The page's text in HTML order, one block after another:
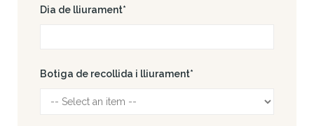
Dia de lliurament*
Botiga de recollida i lliurament*